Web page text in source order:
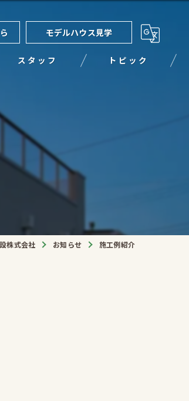
モデルハウス見学
スタッフ トピック
株式会社 お知らせ 施工例紹介